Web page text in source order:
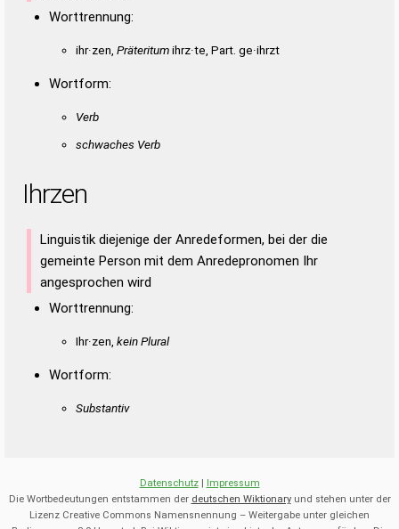
Worttrennung:
ihr·zen, Präteritumihrz·te, Part. ge·ihrzt
Wortform:
Verb
schwaches Verb
Ihrzen
Linguistik diejenige der Anredeformen, bei der die
gemeinte Person mit dem Anredepronomen Ihr
angesprochen wird
Worttrennung:
Ihr·zen, kein Plural
Wortform:
Substantiv
Datenschutz| Impressum
Die Wortbedeutungen entstammen der deutschen Wiktionaryund stehen unter der
Lizenz Creative Commons Namensnennung – Weitergabe unter gleichen